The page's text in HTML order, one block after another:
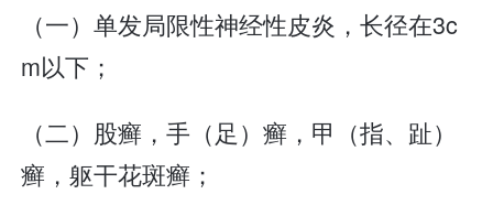
（一）单发局限性神经性皮炎，长径在3c
m以下；
（二）股癣，手（足）癣，甲（指、趾）
癣，躯干花斑癣；